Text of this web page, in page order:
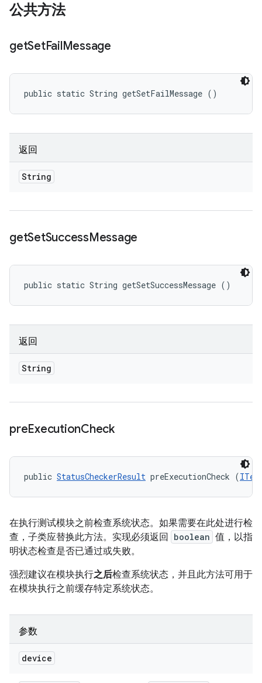
公共方法
getSetFailMessage
public static String getSetFailMessage ()
返回
String
getSetSuccessMessage
public static String getSetSuccessMessage ()
返回
String
preExecutionCheck
public StatusCheckerResult preExecutionCheck (
在执行测试模块之前检查系统状态。如果需要在此处进行检
查，子类应替换此方法。实现必须返回
boolean 值，以指
明状态检查是否已通过或失败。
强烈建议在模块执行之后检查系统状态，并且此方法可用于
在模块执行之前缓存特定系统状态。
参数
device